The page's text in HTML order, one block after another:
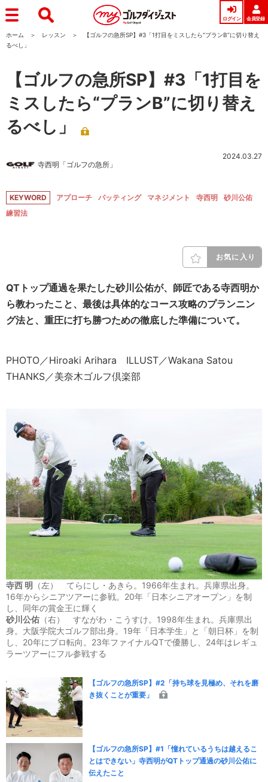
ログイン 会員登録
ホーム レッスン
【ゴルフの急所SP】#3「1打目をミスしたら“プランB”に切り替え
るべし」
【ゴルフの急所SP】#3「1打目を
ミスしたら“プランB”に切り替え
るべし」
寺西明「ゴルフの急所」
2024.03.27
KEYWORD アプローチ パッティング マネジメント 寺西明
砂川公佑
練習法
お気に入り
QTトップ通過を果たした砂川公佑が、師匠である寺西明か
ら教わったこと、最後は具体的なコース攻略のプランニン
グ法と、重圧に打ち勝つための徹底した準備について。
PHOTO／Hiroaki Arihara ILLUST／Wakana Satou
THANKS／美奈木ゴルフ倶楽部
寺西 明 （左） てらにし・あきら。1966年生まれ。兵庫県出身。
16年からシニアツアーに参戦。20年「日本シニアオープン」を制
し、同年の賞金王に輝く
砂川公佑 （右） すながわ・こうすけ。1998年生まれ。兵庫県出
身。大阪学院大ゴルフ部出身。19年「日本学生」と「朝日杯」を制
し、20年にプロ転向。23年ファイナルQTで優勝し、24年はレギュ
ラーツアーにフル参戦する
【ゴルフの急所SP】#2「持ち球を見極め、それを磨
き抜くことが重要」
【ゴルフの急所SP】#1「憧れているうちは越えるこ
とはできない」寺西明がQTトップ通過の砂川公佑に
伝えたこと